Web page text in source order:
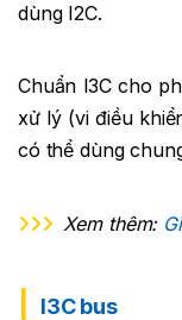
dùng I2C.
Chuẩn I3C cho
xử lý (vi điều
có thể dùng
Xem thêm:
I3C bus